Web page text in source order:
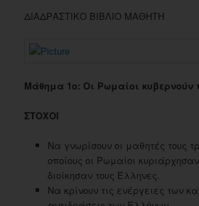
ΔΙΑΔΡΑΣΤΙΚΟ ΒΙΒΛΙΟ ΜΑΘΗΤΗ
Μάθημα 1ο: Οι Ρωμαίοι κυβερνούν
ΣΤΟΧΟΙ
Να γνωρίσουν οι μαθητές τους
οποίους οι Ρωμαίοι
διοίκησαν τους Έλληνες.
Να κρίνουν τις ενέργειες των